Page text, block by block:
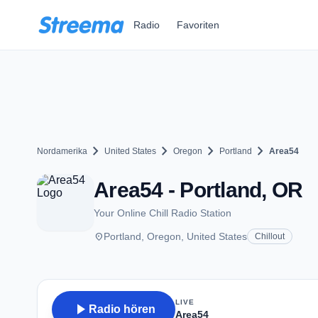
Radio Favoriten
Nordamerika chevron_right United States chevron_right Oregon chevron_right Portland chevron_right Area54
Area54 - Portland, OR
Your Online Chill Radio Station
placePortland, Oregon, United States Chillout
play_arrow Radio hören
LIVE
Area54